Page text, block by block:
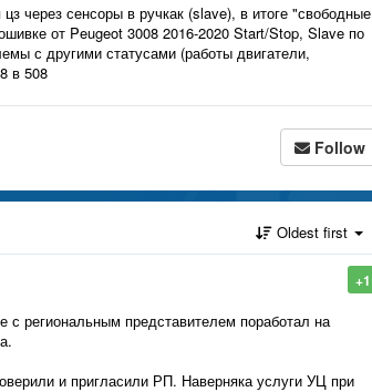
через сенсоры в ручкак (slave), в итоге "свободные
от Peugeot 3008 2016-2020 Start/Stop, Slave по
с другими статусами (работы двигатели,
в 508
Follow
Oldest first
+1
с региональным представителем поработал на
и пригласили РП. Наверняка услуги УЦ при